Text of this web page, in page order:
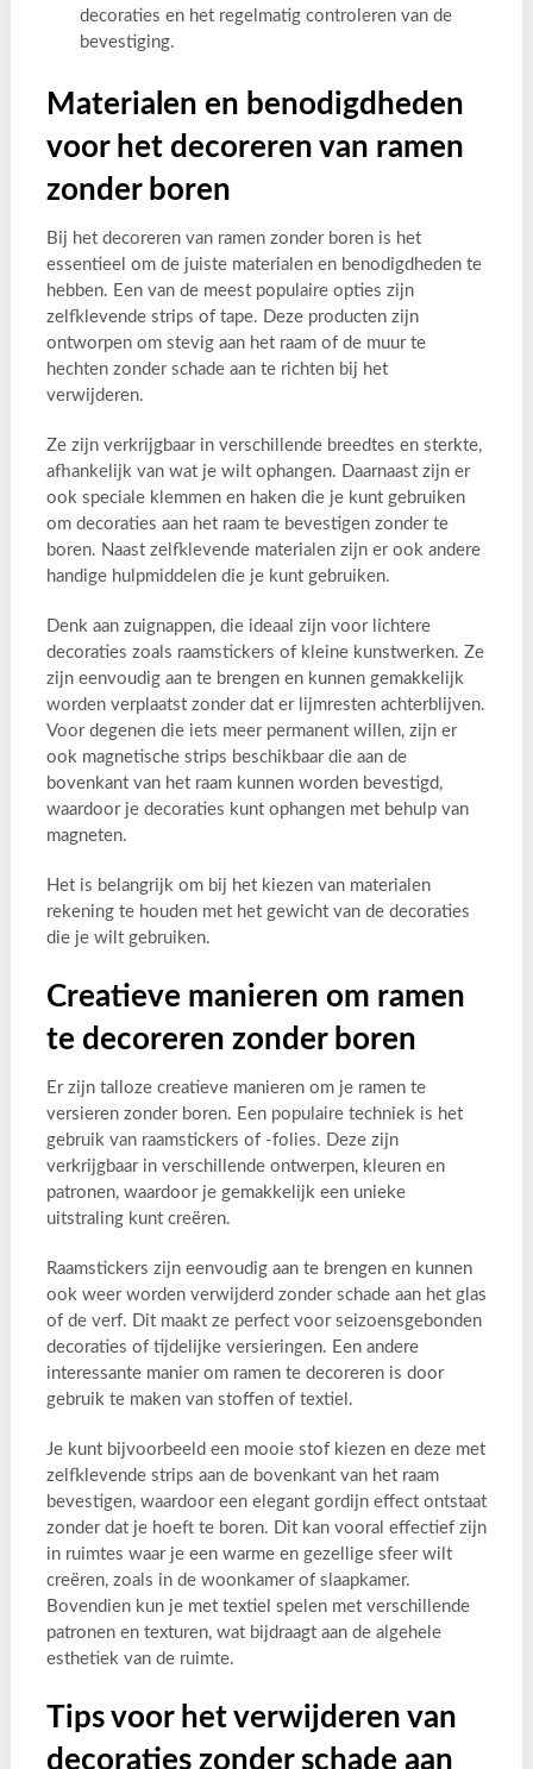
decoraties en het regelmatig controleren van de
bevestiging.
Materialen en benodigdheden
voor het decoreren van ramen
zonder boren
Bij het decoreren van ramen zonder boren is het
essentieel om de juiste materialen en benodigdheden te
hebben. Een van de meest populaire opties zijn
zelfklevende strips of tape. Deze producten zijn
ontworpen om stevig aan het raam of de muur te
hechten zonder schade aan te richten bij het
verwijderen.
Ze zijn verkrijgbaar in verschillende breedtes en sterkte,
afhankelijk van wat je wilt ophangen. Daarnaast zijn er
ook speciale klemmen en haken die je kunt gebruiken
om decoraties aan het raam te bevestigen zonder te
boren. Naast zelfklevende materialen zijn er ook andere
handige hulpmiddelen die je kunt gebruiken.
Denk aan zuignappen, die ideaal zijn voor lichtere
decoraties zoals raamstickers of kleine kunstwerken. Ze
zijn eenvoudig aan te brengen en kunnen gemakkelijk
worden verplaatst zonder dat er lijmresten achterblijven.
Voor degenen die iets meer permanent willen, zijn er
ook magnetische strips beschikbaar die aan de
bovenkant van het raam kunnen worden bevestigd,
waardoor je decoraties kunt ophangen met behulp van
magneten.
Het is belangrijk om bij het kiezen van materialen
rekening te houden met het gewicht van de decoraties
die je wilt gebruiken.
Creatieve manieren om ramen
te decoreren zonder boren
Er zijn talloze creatieve manieren om je ramen te
versieren zonder boren. Een populaire techniek is het
gebruik van raamstickers of -folies. Deze zijn
verkrijgbaar in verschillende ontwerpen, kleuren en
patronen, waardoor je gemakkelijk een unieke
uitstraling kunt creëren.
Raamstickers zijn eenvoudig aan te brengen en kunnen
ook weer worden verwijderd zonder schade aan het glas
of de verf. Dit maakt ze perfect voor seizoensgebonden
decoraties of tijdelijke versieringen. Een andere
interessante manier om ramen te decoreren is door
gebruik te maken van stoffen of textiel.
Je kunt bijvoorbeeld een mooie stof kiezen en deze met
zelfklevende strips aan de bovenkant van het raam
bevestigen, waardoor een elegant gordijn effect ontstaat
zonder dat je hoeft te boren. Dit kan vooral effectief zijn
in ruimtes waar je een warme en gezellige sfeer wilt
creëren, zoals in de woonkamer of slaapkamer.
Bovendien kun je met textiel spelen met verschillende
patronen en texturen, wat bijdraagt aan de algehele
esthetiek van de ruimte.
Tips voor het verwijderen van
decoraties zonder schade aan